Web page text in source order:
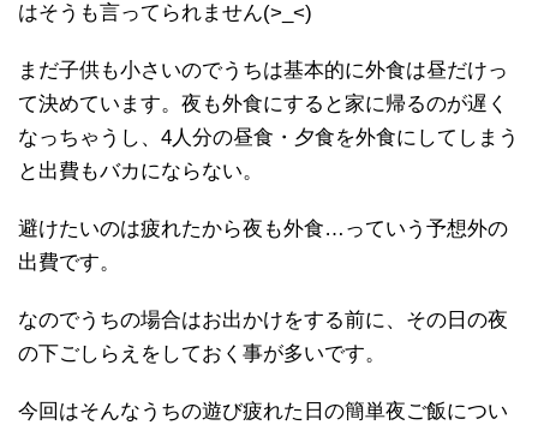
はそうも言ってられません(>_<)
まだ子供も小さいのでうちは基本的に外食は昼だけっ
て決めています。夜も外食にすると家に帰るのが遅く
なっちゃうし、4人分の昼食・夕食を外食にしてしまう
と出費もバカにならない。
避けたいのは疲れたから夜も外食…っていう予想外の
出費です。
なのでうちの場合はお出かけをする前に、その日の夜
の下ごしらえをしておく事が多いです。
今回はそんなうちの遊び疲れた日の簡単夜ご飯につい